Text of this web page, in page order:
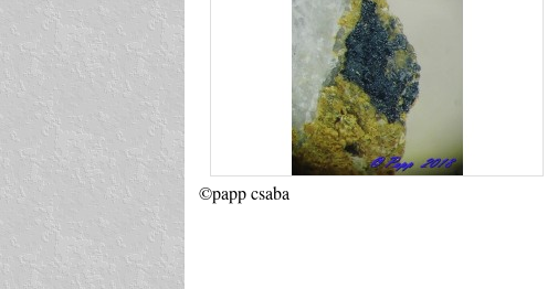
©papp csaba